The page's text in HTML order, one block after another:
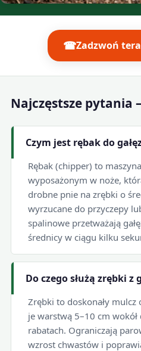
☎Zadzwoń
Najczęstsze pytania
Czym jest rębak do
Rębak (chipper) to
wyposażonym w noże,
drobne pnie na zrębki o
wyrzucane do przyczepy
spalinowe przetważają
średnicy w ciągu kilku
Do czego służą zrębki z
Zrębki to doskonały
je warstwą 5–10 cm
rabatach. Ograniczają
wzrost chwastów i